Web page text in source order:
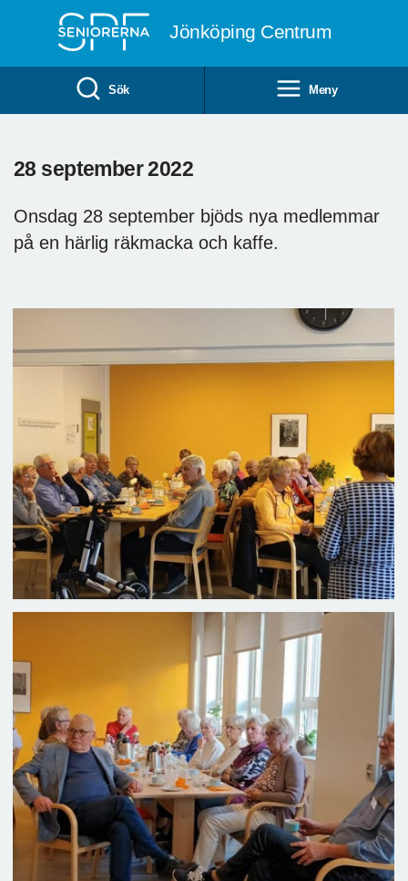
Jönköping Centrum
Sök Meny
28 september 2022
Onsdag 28 september bjöds nya medlemmar
på en härlig räkmacka och kaffe.